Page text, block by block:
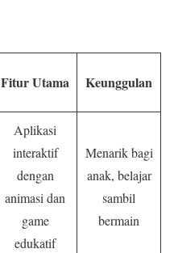
Fitur Utama Keunggulan
Aplikasi
interaktif
dengan
animasi dan
game
edukatif
Menarik bagi
anak, belajar
sambil
bermain